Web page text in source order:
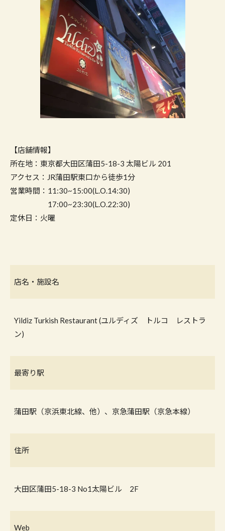
【店舗情報】
所在地：東京都大田区蒲田5-18-3 太陽ビル 201
アクセス：JR蒲田駅東口から徒歩1分
営業時間：11:30~15:00(L.O.14:30)
17:00~23:30(L.O.22:30)
定休日：火曜
店名・施設名
Yildiz Turkish Restaurant (ユルディズ トルコ レストラ
ン)
最寄り駅
蒲田駅（京浜東北線、他）、京急蒲田駅（京急本線）
住所
大田区蒲田5-18-3 No1太陽ビル 2F
Web